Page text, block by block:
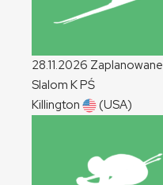
28.11.2026 Zaplanowane
Slalom KPŚ
Killington
(USA)